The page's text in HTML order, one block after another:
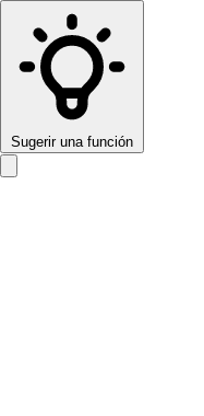
Sugerir una función